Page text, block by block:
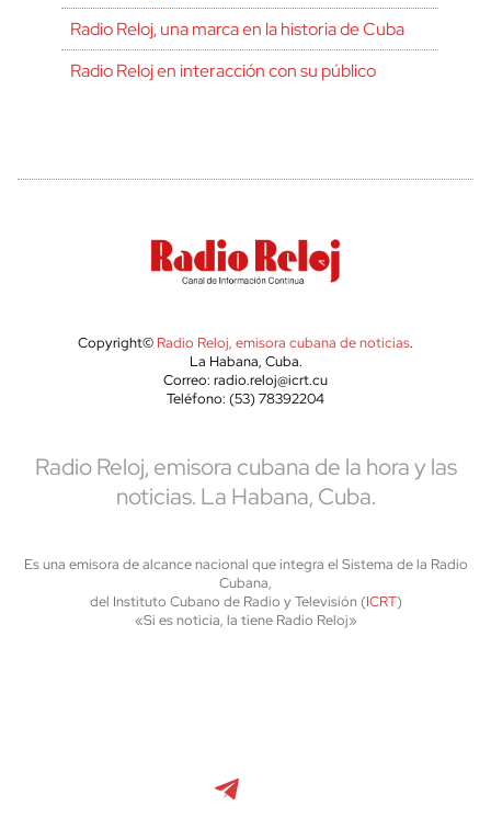
Radio Reloj, una marca en la historia de Cuba
Radio Reloj en interacción con su público
Copyright© Radio Reloj, emisora cubana de noticias.
La Habana, Cuba.
Correo: radio.reloj@icrt.cu
Teléfono: (53) 78392204
Radio Reloj, emisora cubana de la hora y las
noticias. La Habana, Cuba.
Es una emisora de alcance nacional que integra el Sistema de la Radio
Cubana,
del Instituto Cubano de Radio y Televisión (ICRT)
«Si es noticia, la tiene Radio Reloj»